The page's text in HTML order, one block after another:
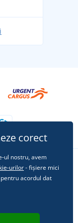
pentru
corect
ul nostru, avem
urilor- fișiere mici
acordul dat